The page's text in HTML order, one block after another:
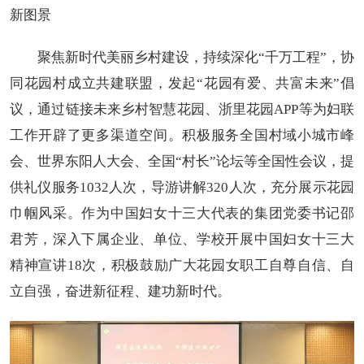
新图景
聚焦新时代美丽乡村建设，持续深化“千万工程”，协
同花园村成立共建联盟，发起“花园有爱、共富未来”倡
议，通过链接未来乡村智慧花园、浙里花园APP等为妇联
工作开辟了更多渠道空间。积极服务全国村域小城市峰
会、世界东阳人大会、全国“村长”论坛等全国性会议，提
供礼仪服务1032人次，导游讲解320人次，充分展示花园
巾帼风采。作为中国妇女十三大代表的集团党委书记邵
君芳，深入下属企业、单位、学校开展中国妇女十三大
精神宣讲18次，积极鼓励广大花园女职工自尊自信、自
立自强，奋进新征程、建功新时代。